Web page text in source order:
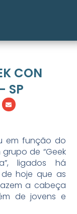
CON
SP
em função do
de “Geek
ligados há
hoje que as
a cabeça
de jovens e